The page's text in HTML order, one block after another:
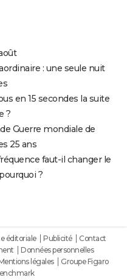
: une seule nuit
en 15 secondes la suite
?
Guerre mondiale de
25 ans
faut-il changer le
?
éditoriale Publicité
Contact
Données personnelles
légales
Groupe Figaro